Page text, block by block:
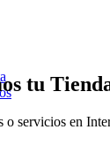
tu
o servicios en